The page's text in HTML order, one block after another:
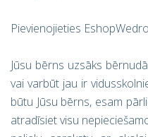
Pievienojieties
Jūsu bērns uzsāks
vai varbūt jau ir
būtu Jūsu bērns, esam
atradīsiet visu